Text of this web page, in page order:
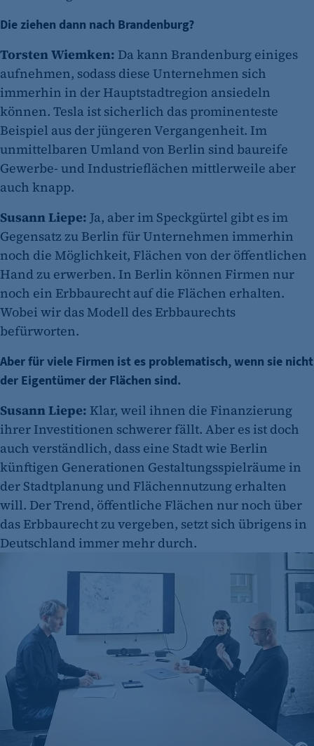
Die ziehen dann nach Brandenburg?
Torsten Wiemken: Da kann Brandenburg einiges
aufnehmen, sodass diese Unternehmen sich
immerhin in der Hauptstadtregion ansiedeln
können. Tesla ist sicherlich das prominenteste
Beispiel aus der jüngeren Vergangenheit. Im
unmittelbaren Umland von Berlin sind baureife
Gewerbe- und Industrieflächen mittlerweile aber
auch knapp.
Susann Liepe: Ja, aber im Speckgürtel gibt es im
Gegensatz zu Berlin für Unternehmen immerhin
noch die Möglichkeit, Flächen von der öffentlichen
Hand zu erwerben. In Berlin können Firmen nur
noch ein Erbbaurecht auf die Flächen erhalten.
Wobei wir das Modell des Erbbaurechts
befürworten.
Aber für viele Firmen ist es problematisch, wenn sie nicht
der Eigentümer der Flächen sind.
Susann Liepe: Klar, weil ihnen die Finanzierung
ihrer Investitionen schwerer fällt. Aber es ist doch
auch verständlich, dass eine Stadt wie Berlin
künftigen Generationen Gestaltungsspielräume in
der Stadtplanung und Flächennutzung erhalten
will. Der Trend, öffentliche Flächen nur noch über
das Erbbaurecht zu vergeben, setzt sich übrigens in
Deutschland immer mehr durch.